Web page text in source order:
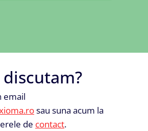
email
sau suna acum la
de contact.